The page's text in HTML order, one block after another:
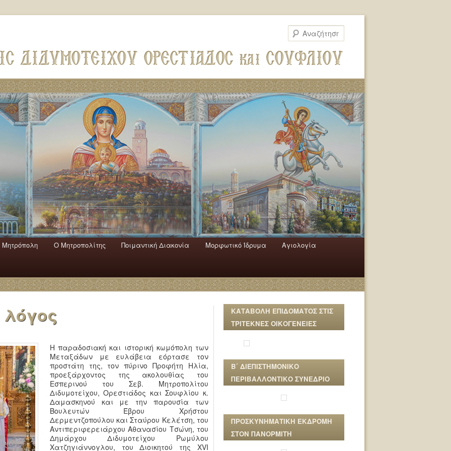
Mητρόπολη Ο Mητροπολίτης Ποιμαντική Διακονία Μορφωτικό Ίδρυμα Αγιολογία
Η παραδοσιακή και ιστορική κωμόπολη των
Μεταξάδων με ευλάβεια εόρτασε τον
προστάτη της, τον πύρινο Προφήτη Ηλία,
προεξάρχοντος της ακολουθίας του
Εσπερινού του Σεβ. Μητροπολίτου
Διδυμοτείχου, Ορεστιάδος και Σουφλίου κ.
Δαμασκηνού και με την παρουσία των
Βουλευτών Έβρου Χρήστου
Δερμεντζοπούλου και Σταύρου Κελέτση, του
Αντιπεριφερειάρχου Αθανασίου Τσώνη, του
Δημάρχου Διδυμοτείχου Ρωμύλου
Χατζηγιάννογλου, του Διοικητού της XVI
ΚΑΤΑΒΟΛΗ ΕΠΙΔΟΜΑΤΟΣ ΣΤΙΣ
ΤΡΙΤΕΚΝΕΣ ΟΙΚΟΓΕΝΕΙΕΣ
Β΄ ΔΙΕΠΙΣΤΗΜΟΝΙΚΟ
ΠΕΡΙΒΑΛΛΟΝΤΙΚΟ ΣΥΝΕΔΡΙΟ
ΠΡΟΣΚΥΝΗΜΑΤΙΚΗ ΕΚΔΡΟΜΗ
ΣΤΟΝ ΠΑΝΟΡΜΙΤΗ